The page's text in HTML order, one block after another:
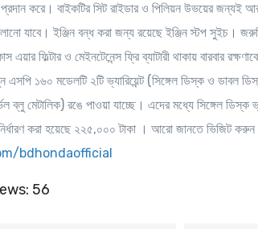
প্রদান করে। বাইকটির সিট রাইডার ও পিলিয়ন উভয়ের জন্যই
যাবে। ইঞ্জিন বন্ধ করা জন্য রয়েছে ইঞ্জিন স্টপ সুইচ।
এয়ার ফিল্টার ও মেইনটেনেন্স ফ্রি ব্যাটারী থাকায় বারবার
এসপি ১৬০ মডেলটি ২টি ভ্যারিয়েন্ট (সিঙ্গেল ডিস্ক ও ডাবল
ব্লু মেটালিক) রঙে পাওয়া যাচ্ছে। এদের মধ্যে সিঙ্গেল ডিস্ক
করা হয়েছে ২২৫,০০০ টাকা । আরো জানতে ভিজিট করুন
bdhondaofficial
56